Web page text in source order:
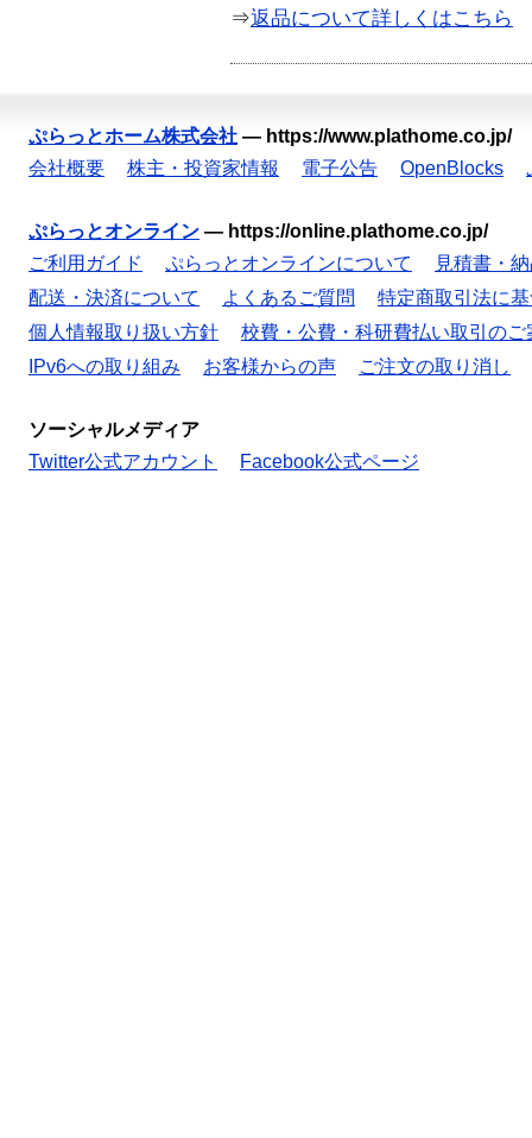
⇒返品について詳しくはこちら
ぷらっとホーム株式会社 — https://www.plathome.co.jp/
会社概要
株主・投資家情報 電子公告 OpenBlocks
ぷらっとオンライン — https://online.plathome.co.jp/
ご利用ガイド
ぷらっとオンラインについて
見積書・
配送・決済について
よくあるご質問
特定商取引法に
個人情報取り扱い方針
校費・公費・科研費払い取引のご
IPv6への取り組み
お客様からの声 ご注文の取り消し
ソーシャルメディア
Twitter公式アカウント
Facebook公式ページ